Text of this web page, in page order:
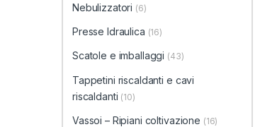
Nebulizzatori (6)
Presse Idraulica (16)
Scatole e imballaggi (43)
Tappetini riscaldanti e cavi
riscaldanti (10)
Vassoi – Ripiani coltivazione (16)